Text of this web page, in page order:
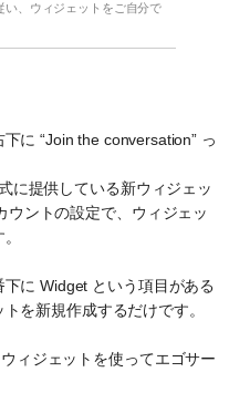
い、ウィジェットをご自分で
に “Join the conversation” っ
に提供している新ウィジェッ
ウントの設定で、ウィジェッ
に Widget という項目がある
を新規作成するだけです。
ィジェットを使ってエゴサー